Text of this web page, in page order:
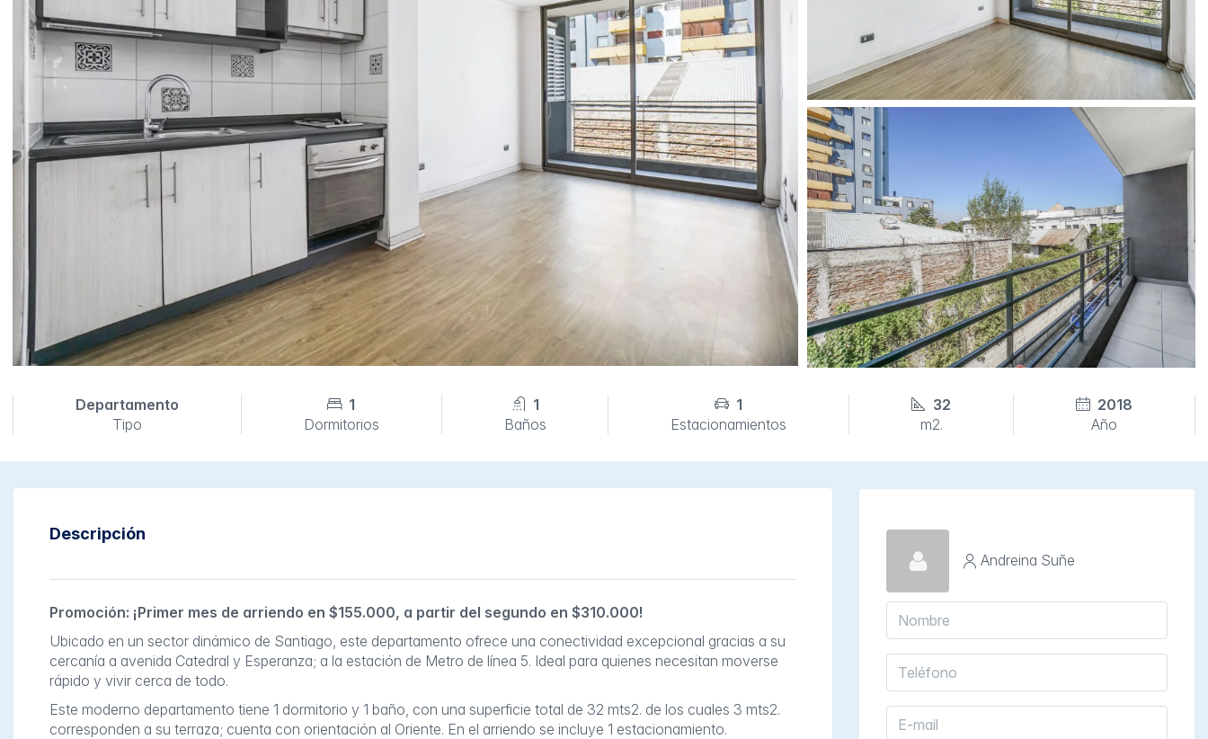
9 Más
Departamento
Tipo
1
Dormitorios
1
Baños
1
Estacionamientos
32
m2.
2018
Año
Descripción
Promoción: ¡Primer mes de arriendo en $155.000, a partir del segundo en $310.000!
Ubicado en un sector dinámico de Santiago, este departamento ofrece una conectividad excepcional gracias a su
cercanía a avenida Catedral y Esperanza; a la estación de Metro de línea 5. Ideal para quienes necesitan moverse
rápido y vivir cerca de todo.
Este moderno departamento tiene 1 dormitorio y 1 baño, con una superficie total de 32 mts2. de los cuales 3 mts2.
corresponden a su terraza; cuenta con orientación al Oriente. En el arriendo se incluye 1 estacionamiento.
Andreina Suñe